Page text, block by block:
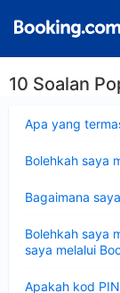
10 Soalan
Apa yang
Bolehkah saya
Bagaimana
Bolehkah saya
saya melalui
Apakah kod